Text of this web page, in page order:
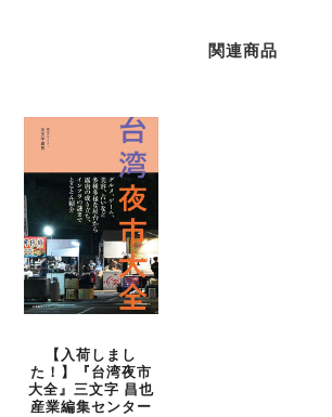
関連商品
【入荷しまし
た！】『台湾夜市
大全』三文字 昌也
産業編集センター